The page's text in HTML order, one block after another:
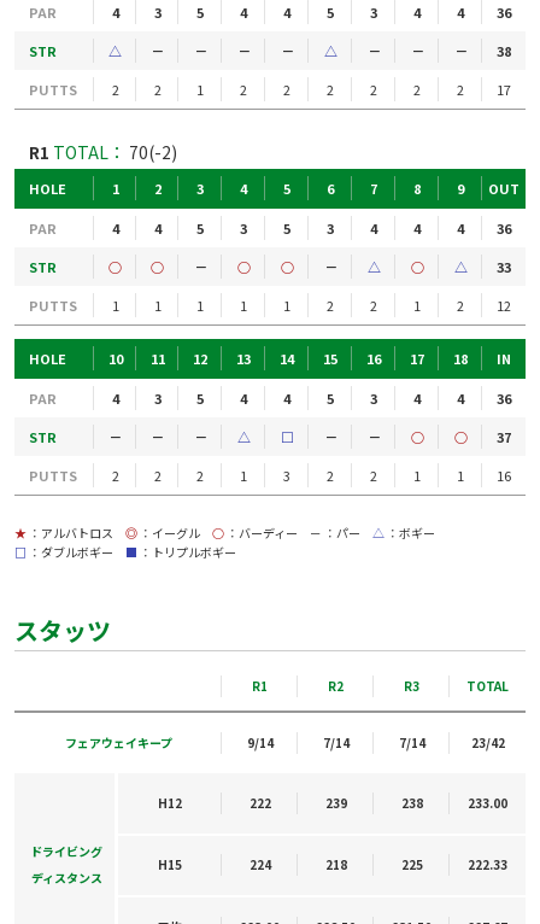
PAR 4 3 5 4 4 5 3 4 4
36
STR
△ － － － － △ － － －
38
PUTTS
2 2 1 2 2 2 2 2 2 17
R1 TOTAL： 70(-2)
HOLE 1 2 3 4 5 6 7 8 9 OUT
PAR 4 4 5 3 5 3 4 4 4
36
STR
○ ○ － ○ ○ － △ ○ △
33
PUTTS
1 1 1 1 1 2 2 1 2 12
HOLE 10 11 12 13 14 15 16 17 18 IN
PAR 4 3 5 4 4 5 3 4 4
36
STR
－ － － △ □ － － ○ ○
37
PUTTS
2 2 2 1 3 2 2 1 1 16
★ ：アルバトロス ◎ ：イーグル ○ ：バーディー － ：パー △ ：ボギー
□ ：ダブルボギー ■ ：トリプルボギー
スタッツ
R1 R2 R3 TOTAL
フェアウェイキープ 9/14 7/14 7/14 23/42
ドライビング
ディスタンス
H12 222 239 238 233.00
H15 224 218 225 222.33